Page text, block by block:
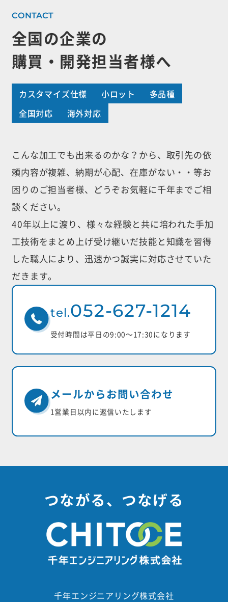
全国の企業の
購買・開発担当者様へ
カスタマイズ仕様 小ロット
多品種
全国対応
海外対応
こんな加工でも出来るのかな？から、取引先の依
頼内容が複雑、納期が心配、 在庫がない・・等お
困りのご担当者様、どうぞお気軽に千年までご相
談ください。
40年以上に渡り、様々な経験と共に培われた手加
工技術をまとめ上げ受け継いだ技能と知識を習得
した職人により、迅速かつ誠実に対応させていた
だきます。
tel.052-627-1214
受付時間は平日の9:00〜17:30になります
メールからお問い合わせ
1営業日以内に返信いたします
つながる、つなげる
千年エンジニアリング株式会社